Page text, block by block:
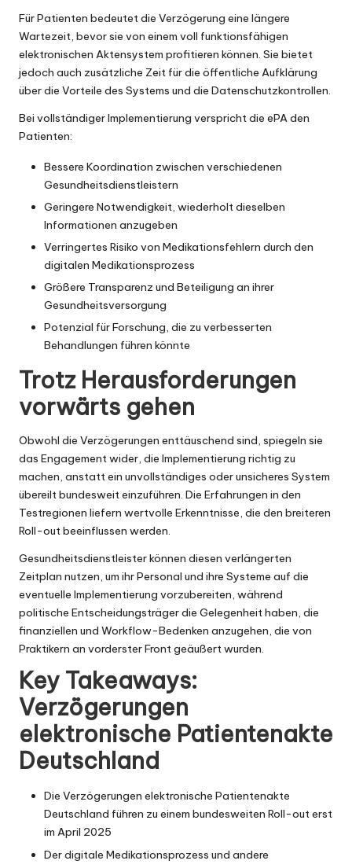
Für Patienten bedeutet die Verzögerung eine längere
Wartezeit, bevor sie von einem voll funktionsfähigen
elektronischen Aktensystem profitieren können. Sie bietet
jedoch auch zusätzliche Zeit für die öffentliche Aufklärung
über die Vorteile des Systems und die Datenschutzkontrollen.
Bei vollständiger Implementierung verspricht die ePA den
Patienten:
Bessere Koordination zwischen verschiedenen
Gesundheitsdienstleistern
Geringere Notwendigkeit, wiederholt dieselben
Informationen anzugeben
Verringertes Risiko von Medikationsfehlern durch den
digitalen Medikationsprozess
Größere Transparenz und Beteiligung an ihrer
Gesundheitsversorgung
Potenzial für Forschung, die zu verbesserten
Behandlungen führen könnte
Trotz Herausforderungen
vorwärts gehen
Obwohl die Verzögerungen enttäuschend sind, spiegeln sie
das Engagement wider, die Implementierung richtig zu
machen, anstatt ein unvollständiges oder unsicheres System
übereilt bundesweit einzuführen. Die Erfahrungen in den
Testregionen liefern wertvolle Erkenntnisse, die den breiteren
Roll-out beeinflussen werden.
Gesundheitsdienstleister können diesen verlängerten
Zeitplan nutzen, um ihr Personal und ihre Systeme auf die
eventuelle Implementierung vorzubereiten, während
politische Entscheidungsträger die Gelegenheit haben, die
finanziellen und Workflow-Bedenken anzugehen, die von
Praktikern an vorderster Front geäußert wurden.
Key Takeaways:
Verzögerungen
elektronische Patientenakte
Deutschland
Die Verzögerungen elektronische Patientenakte
Deutschland führen zu einem bundesweiten Roll-out erst
im April 2025
Der digitale Medikationsprozess und andere